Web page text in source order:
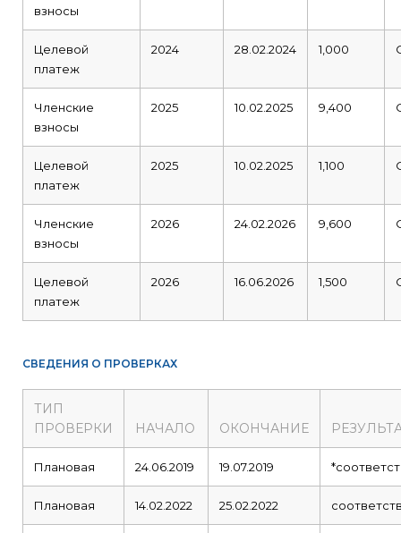
взносы
Целевой
платеж
2024 28.02.2024 1,000
Членские
взносы
2025 10.02.2025 9,400
Целевой
платеж
2025 10.02.2025 1,100
Членские
взносы
2026 24.02.2026 9,600
Целевой
платеж
2026 16.06.2026 1,500
СВЕДЕНИЯ О ПРОВЕРКАХ
ТИП
ПРОВЕРКИ
НАЧАЛО ОКОНЧАНИЕ
Плановая 24.06.2019 19.07.2019
Плановая 14.02.2022 25.02.2022